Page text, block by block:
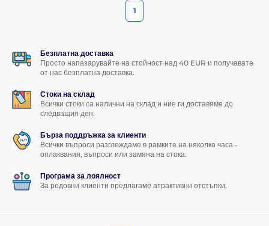
1
Безплатна доставка
Просто напазарувайте на стойност над 40 EUR и получавате
от нас безплатна доставка.
Стоки на склад
Всички стоки са налични на склад и ние ги доставяме до
следващия ден.
Бърза поддръжка за клиенти
Всички въпроси разглеждаме в рамките на няколко часа -
оплаквания, въпроси или замяна на стока.
Програма за лоялност
За редовни клиенти предлагаме атрактивни отстъпки.